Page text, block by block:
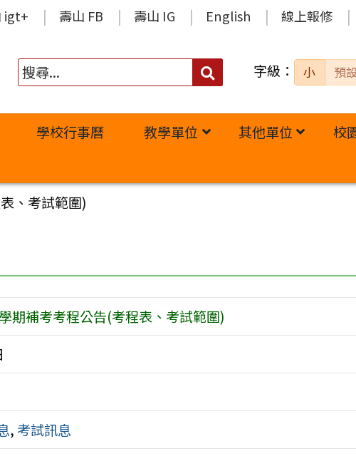
igt+ 壽山 FB 壽山 IG English 線上報修
搜
字級： 小 預
學校行事曆 教學單位 其他單位 校
、考試範圍)
期補考考程公告(考程表、考試範圍)
, 考試訊息